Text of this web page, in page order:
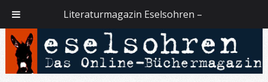
Literaturmagazin Eselsohren –